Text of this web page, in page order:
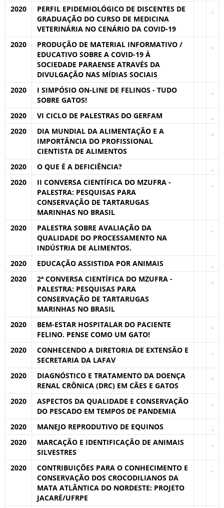
2020
PERFIL EPIDEMIOLÓGICO DE DISCENTES DE
GRADUAÇÃO DO CURSO DE MEDICINA
VETERINÁRIA NO CENÁRIO DA COVID-19
2020
PRODUÇÃO DE MATERIAL INFORMATIVO /
EDUCATIVO SOBRE A COVID-19 À
SOCIEDADE PARAENSE ATRAVÉS DA
DIVULGAÇÃO NAS MÍDIAS SOCIAIS
2020
I SIMPÓSIO ON-LINE DE FELINOS - TUDO
SOBRE GATOS!
2020
VI CICLO DE PALESTRAS DO GERFAM
2020
DIA MUNDIAL DA ALIMENTAÇÃO E A
IMPORTÂNCIA DO PROFISSIONAL
CIENTISTA DE ALIMENTOS
2020
O QUE É A DEFICIÊNCIA?
2020
II CONVERSA CIENTÍFICA DO MZUFRA -
PALESTRA: PESQUISAS PARA
CONSERVAÇÃO DE TARTARUGAS
MARINHAS NO BRASIL
2020
PALESTRA SOBRE AVALIAÇÃO DA
QUALIDADE DO PROCESSAMENTO NA
INDÚSTRIA DE ALIMENTOS.
2020
EDUCAÇÃO ASSISTIDA POR ANIMAIS
2020
2ª CONVERSA CIENTÍFICA DO MZUFRA -
PALESTRA: PESQUISAS PARA
CONSERVAÇÃO DE TARTARUGAS
MARINHAS NO BRASIL
2020
BEM-ESTAR HOSPITALAR DO PACIENTE
FELINO. PENSE COMO UM GATO!
2020
CONHECENDO A DIRETORIA DE EXTENSÃO E
SECRETARIA DA LAFAV
2020
DIAGNÓSTICO E TRATAMENTO DA DOENÇA
RENAL CRÔNICA (DRC) EM CÃES E GATOS
2020
ASPECTOS DA QUALIDADE E CONSERVAÇÃO
DO PESCADO EM TEMPOS DE PANDEMIA
2020
MANEJO REPRODUTIVO DE EQUINOS
2020
MARCAÇÃO E IDENTIFICAÇÃO DE ANIMAIS
SILVESTRES
2020
CONTRIBUIÇÕES PARA O CONHECIMENTO E
CONSERVAÇÃO DOS CROCODILIANOS DA
MATA ATLÂNTICA DO NORDESTE: PROJETO
JACARÉ/UFRPE